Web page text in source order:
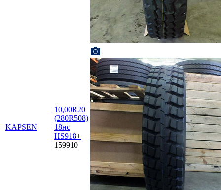
KAPSEN
10,00R20
(280R508)
18нс
HS918+
159910